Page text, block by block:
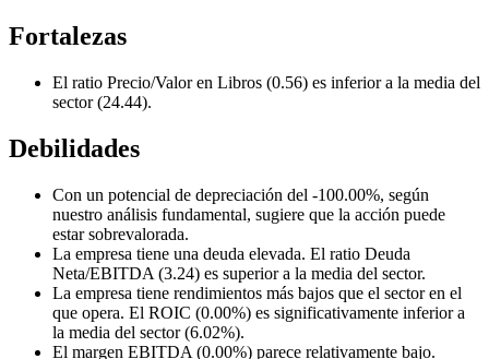
Fortalezas
El ratio Precio/Valor en Libros (0.56) es inferior a la media del
sector (24.44).
Debilidades
Con un potencial de depreciación del -100.00%, según
nuestro análisis fundamental, sugiere que la acción puede
estar sobrevalorada.
La empresa tiene una deuda elevada. El ratio Deuda
Neta/EBITDA (3.24) es superior a la media del sector.
La empresa tiene rendimientos más bajos que el sector en el
que opera. El ROIC (0.00%) es significativamente inferior a
la media del sector (6.02%).
El margen EBITDA (0.00%) parece relativamente bajo.